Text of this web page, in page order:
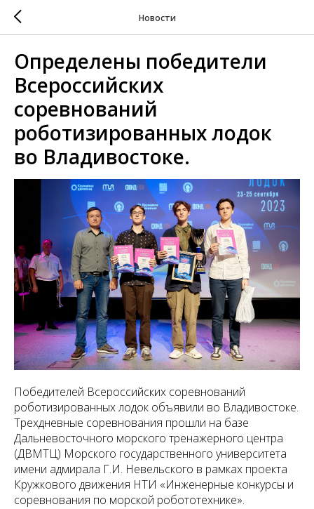
Новости
Определены победители
Всероссийских
соревнований
роботизированных лодок
во Владивостоке.
Победителей Всероссийских соревнований
роботизированных лодок объявили во Владивостоке.
Трехдневные соревнования прошли на базе
Дальневосточного морского тренажерного центра
(ДВМТЦ) Морского государственного университета
имени адмирала Г.И. Невельского в рамках проекта
Кружкового движения НТИ «Инженерные конкурсы и
соревнования по морской робототехнике».